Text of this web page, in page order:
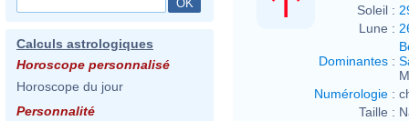
Calculs astrologiques
Horoscope personnalisé
Horoscope du jour
Personnalité
Soleil :
Lune :
Dominantes :
Numérologie :
Taille :